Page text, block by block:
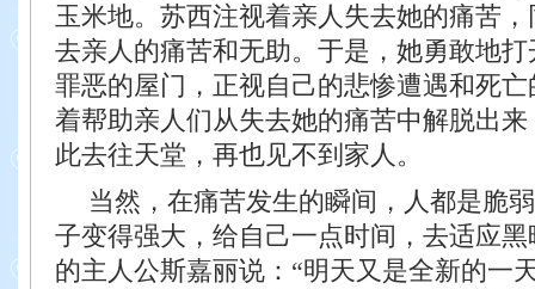
玉米地。苏西注视着亲人失去她的痛苦
去亲人的痛苦和无助。于是，她勇敢地
罪恶的屋门，正视自己的悲惨遭遇和死
着帮助亲人们从失去她的痛苦中解脱出来
此去往天堂，再也见不到家人。
当然，在痛苦发生的瞬间，人都是脆
子变得强大，给自己一点时间，去适应
的主人公斯嘉丽说：“明天又是全新的一